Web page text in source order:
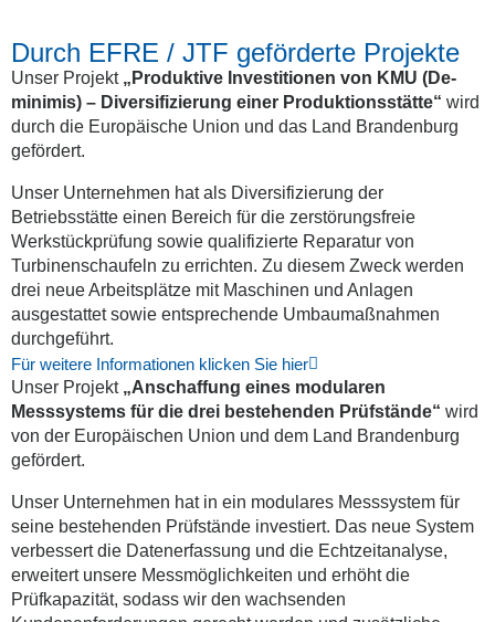
Durch EFRE / JTF geförderte Projekte
Unser Projekt „Produktive Investitionen von KMU (De-
minimis) – Diversifizierung einer Produktionsstätte“ wird
durch die Europäische Union und das Land Brandenburg
gefördert.
Unser Unternehmen hat als Diversifizierung der
Betriebsstätte einen Bereich für die zerstörungsfreie
Werkstückprüfung sowie qualifizierte Reparatur von
Turbinenschaufeln zu errichten. Zu diesem Zweck werden
drei neue Arbeitsplätze mit Maschinen und Anlagen
ausgestattet sowie entsprechende Umbaumaßnahmen
durchgeführt.
Für weitere Informationen klicken Sie hier
Unser Projekt „Anschaffung eines modularen
Messsystems für die drei bestehenden Prüfstände“ wird
von der Europäischen Union und dem Land Brandenburg
gefördert.
Unser Unternehmen hat in ein modulares Messsystem für
seine bestehenden Prüfstände investiert. Das neue System
verbessert die Datenerfassung und die Echtzeitanalyse,
erweitert unsere Messmöglichkeiten und erhöht die
Prüfkapazität, sodass wir den wachsenden